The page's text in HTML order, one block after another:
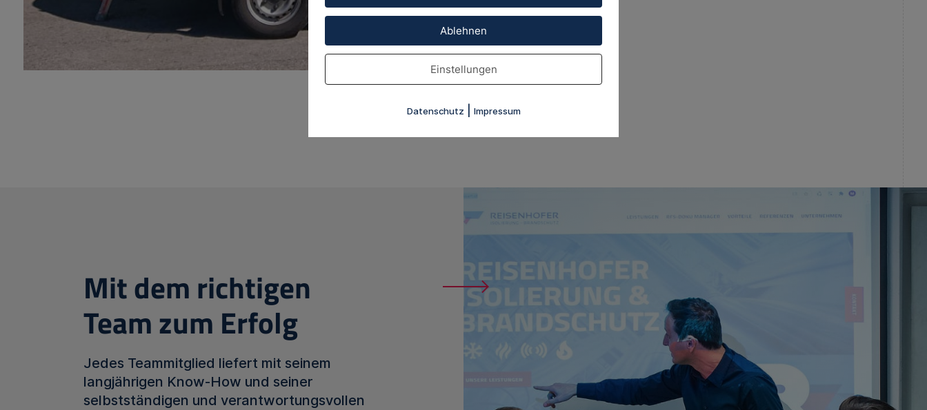
Mit dem richtigen
Team zum Erfolg
Jedes Teammitglied liefert mit seinem
langjährigen Know-How und seiner
selbstständigen und verantwortungsvollen
Ablehnen
Einstellungen
Datenschutz Impressum